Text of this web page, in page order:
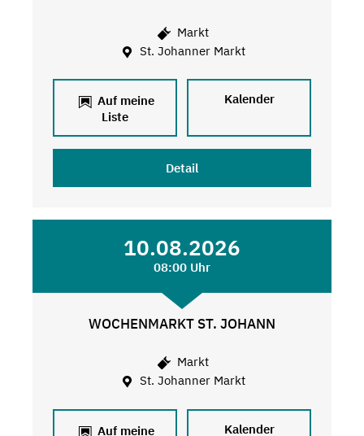
Markt
St. Johanner Markt
Auf meine
Liste
Kalender
Detail
10.08.2026
08:00 Uhr
WOCHENMARKT ST. JOHANN
Markt
St. Johanner Markt
Auf meine
Kalender